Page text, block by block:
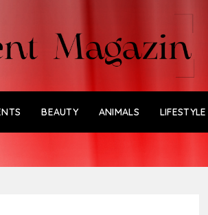
BEAUTY ANIMALS LIFESTYLE